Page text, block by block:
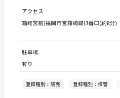
アクセス
箱崎宮前(福岡市営箱崎線)3番口(約8分)
駐車場
有り
登録種別：販売 登録種別：保管